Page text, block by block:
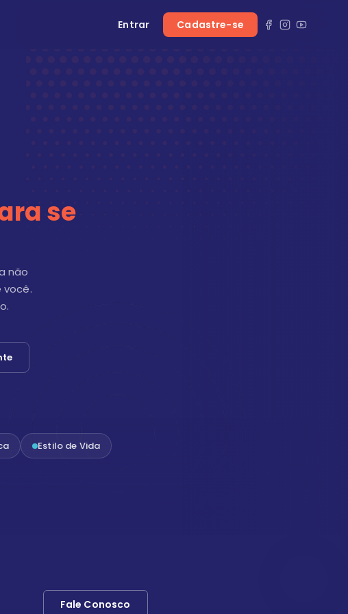
Entrar Cadastre-se
se
não
você.
Estilo de Vida
Fale Conosco